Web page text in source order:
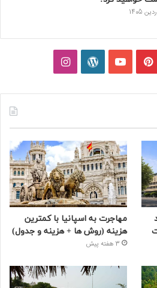
پینتریستیوتیوبوردپرساینستاگرام
مهاجرت به اسپانیا با کمترین
هزینه (روش ها + هزینه و جدول)
3 هفته پیش